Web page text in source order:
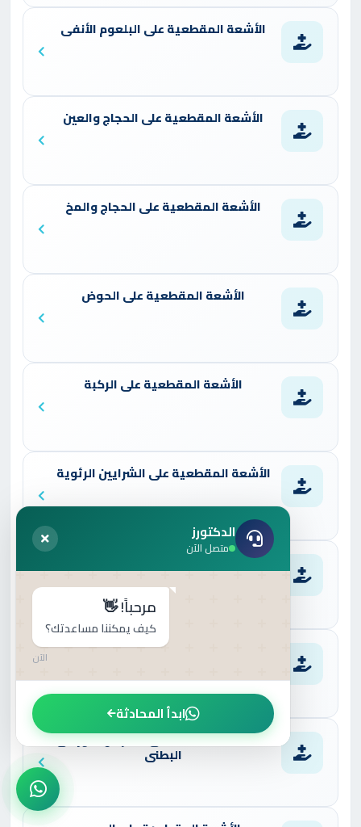
الأشعة المقطعية على البلعوم الأنفى
الأشعة المقطعية على الحجاج والعين
الأشعة المقطعية على الحجاج والمخ
الأشعة المقطعية على الحوض
الأشعة المقطعية على الركبة
الأشعة المقطعية على الشرايين الرئوية
الأشعة المقطعية على الشرايين الكلوية
الأشعة المقطعية على الشرايين و الأوردة
الأشعة المقطعية على الشريان الأورطى
البطنى
الدكتورز
متصل الآن
مرحباً! 👋
كيف يمكننا مساعدتك؟
الآن
ابدأ المحادثة